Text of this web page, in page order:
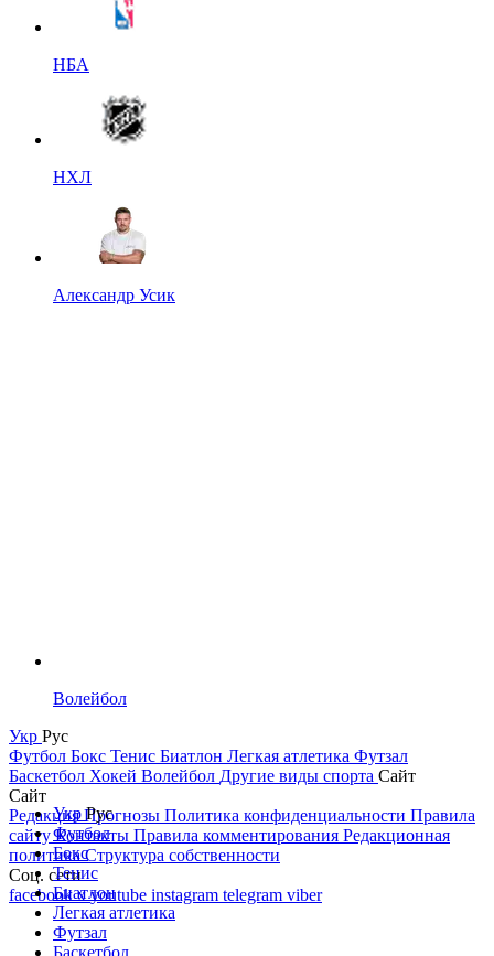
НБА
НХЛ
Александр Усик
Волейбол
Укр Рус
Футбол Бокс Тенис Биатлон Легкая атлетика Футзал
Баскетбол Хокей Волейбол Другие виды спорта Сайт
Сайт
РедакцияПрогнозы Политика конфиденциальности Правила
сайтуКонтакты Правила комментирования Редакционная
политикаСтруктура собственности
Соц. сети
facebookxyoutube instagram telegram viber
УкрРус
Футбол
Бокс
Тенис
Биатлон
Легкая атлетика
Футзал
Баскетбол